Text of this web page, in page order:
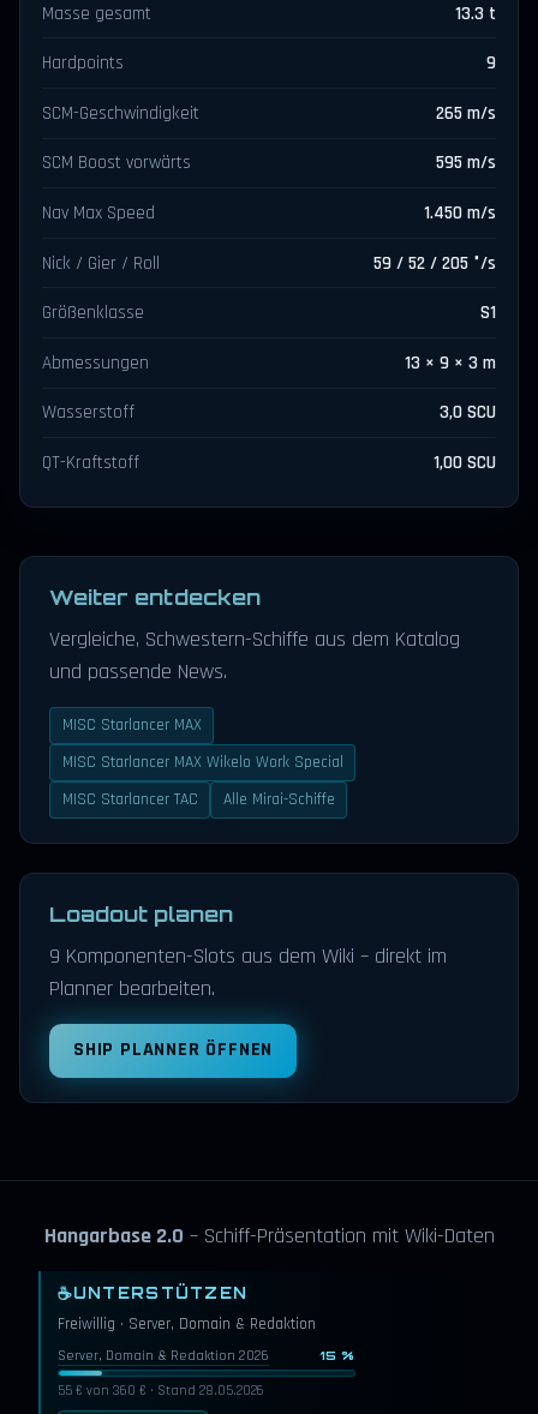
Masse gesamt 13.3 t
Hardpoints 9
SCM-Geschwindigkeit 265 m/s
SCM Boost vorwärts 595 m/s
Nav Max Speed 1.450 m/s
Nick / Gier / Roll 59 / 52 / 205 °/s
Größenklasse S1
Abmessungen 13 × 9 × 3 m
Wasserstoff 3,0 SCU
QT-Kraftstoff 1,00 SCU
Weiter entdecken
Vergleiche, Schwestern-Schiffe aus dem Katalog
und passende News.
MISC Starlancer MAX
MISC Starlancer MAX Wikelo Work Special
MISC Starlancer TAC
Alle Mirai-Schiffe
Loadout planen
9 Komponenten-Slots aus dem Wiki – direkt im
Planner bearbeiten.
SHIP PLANNER ÖFFNEN
Hangarbase 2.0 – Schiff-Präsentation mit Wiki-Daten
☕UNTERSTÜTZEN
Freiwillig · Server, Domain & Redaktion
Server, Domain & Redaktion 2026 15 %
55 € von 360 € · Stand 28.05.2026